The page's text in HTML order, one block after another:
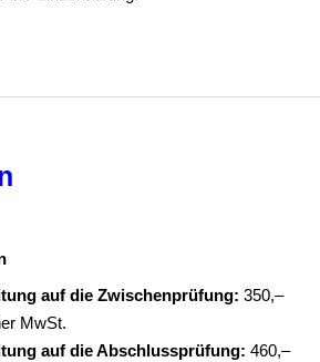
auf die Zwischenprüfung: 350,–
MwSt.
auf die Abschlussprüfung: 460,–